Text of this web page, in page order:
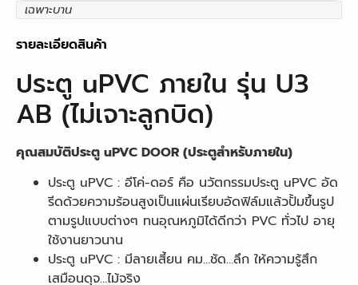
เฉพาะบาน
รายละเอียดสินค้า
ประตู uPVC ภายใน รุ่น U3
AB (ไม่เจาะลูกบิด)
คุณสมบัติประตู uPVC DOOR (ประตูสำหรับภายใน)
ประตู uPVC : อีโค่-ดอร์ คือ นวัตกรรมประตู uPVC อัด
รีดด้วยความร้อนสูงเป็นแผ่นเรียบอัดฟิล์มแล้วปั้มขึ้นรูป
ตามรูปแบบต่างๆ ทนอุณหภูมิได้ดีกว่า PVC ทั่วไป อายุ
ใช้งานยาวนาน
ประตู uPVC : มีลายเสี้ยน คม…ชัด…ลึก ให้ความรู้สึก
เสมือนดุจ…ไม้จริง